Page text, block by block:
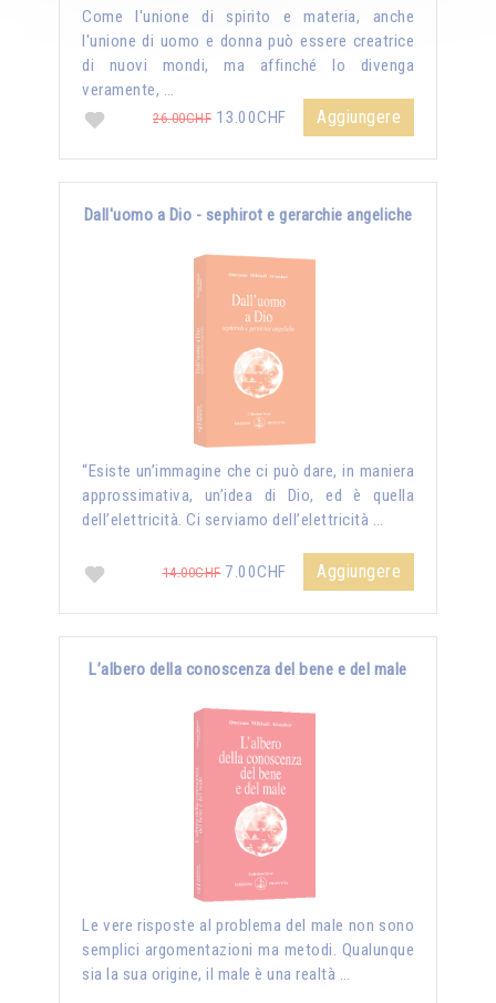
Come l'unione di spirito e materia, anche
l'unione di uomo e donna può essere creatrice
di nuovi mondi, ma affinché lo divenga
veramente, …
26.00CHF 13.00CHF Aggiungere
Dall'uomo a Dio - sephirot e gerarchie angeliche
“Esiste un’immagine che ci può dare, in maniera
approssimativa, un’idea di Dio, ed è quella
dell’elettricità. Ci serviamo dell’elettricità …
14.00CHF7.00CHF Aggiungere
L’albero della conoscenza del bene e del male
Le vere risposte al problema del male non sono
semplici argomentazioni ma metodi. Qualunque
sia la sua origine, il male è una realtà …